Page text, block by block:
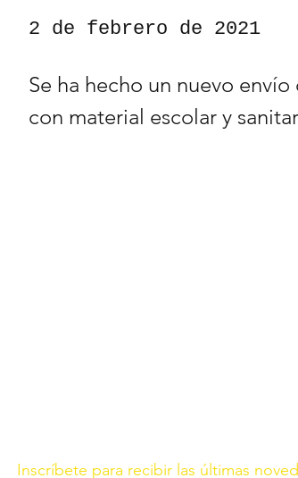
2 de febrero de 2021
Se ha hecho un nuevo
con material escolar y
Inscríbete para recibir las últimas